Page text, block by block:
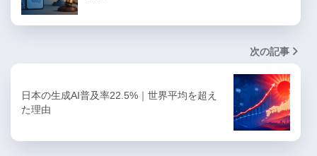
次の記事
日本の生成AI普及率22.5%｜世界平均を超え
た理由